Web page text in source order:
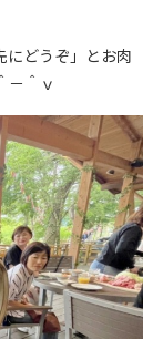
にどうぞ」とお肉
－＾ｖ